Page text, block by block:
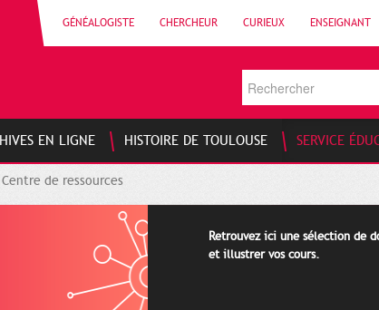
GÉNÉALOGISTE CHERCHEUR CURIEUX ENSEIGNANT
EN LIGNE HISTOIRE DE TOULOUSE SERVICE
Centre de ressources
Retrouvez ici une sélection de
et illustrer vos cours.